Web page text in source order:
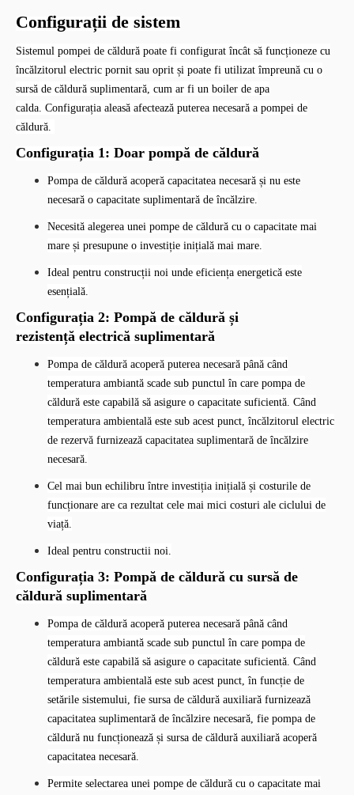
Configurații de sistem
Sistemul pompei de căldură poate fi configurat încât să funcționeze cu
încălzitorul electric pornit sau oprit și poate fi utilizat împreună cu o
sursă de căldură suplimentară, cum ar fi un boiler de apa
calda. Configurația aleasă afectează puterea necesară a pompei de
căldură.
Configurația 1: Doar pompă de căldură
Pompa de căldură acoperă capacitatea necesară și nu este
necesară o capacitate suplimentară de încălzire.
Necesită alegerea unei pompe de căldură cu o capacitate mai
mare și presupune o investiție inițială mai mare.
Ideal pentru construcții noi unde eficiența energetică este
esențială.
Configurația 2: Pompă de căldură și
rezistență electrică suplimentară
Pompa de căldură acoperă puterea necesară până când
temperatura ambiantă scade sub punctul în care pompa de
căldură este capabilă să asigure o capacitate suficientă. Când
temperatura ambientală este sub acest punct, încălzitorul electric
de rezervă furnizează capacitatea suplimentară de încălzire
necesară.
Cel mai bun echilibru între investiția inițială și costurile de
funcționare are ca rezultat cele mai mici costuri ale ciclului de
viață.
Ideal pentru constructii noi.
Configurația 3: Pompă de căldură cu sursă de
căldură suplimentară
Pompa de căldură acoperă puterea necesară până când
temperatura ambiantă scade sub punctul în care pompa de
căldură este capabilă să asigure o capacitate suficientă. Când
temperatura ambientală este sub acest punct, în funcție de
setările sistemului, fie sursa de căldură auxiliară furnizează
capacitatea suplimentară de încălzire necesară, fie pompa de
căldură nu funcționează și sursa de căldură auxiliară acoperă
capacitatea necesară.
Permite selectarea unei pompe de căldură cu o capacitate mai